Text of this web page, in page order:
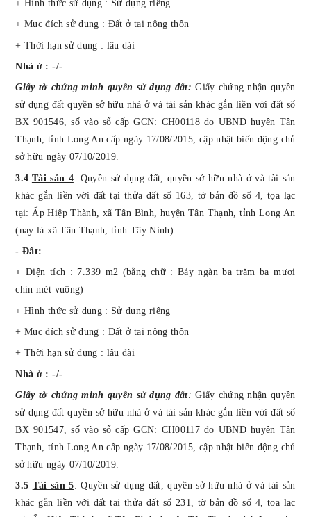
+ Hình thức sử dụng : Sử dụng riêng
+ Mục đích sử dụng : Đất ở tại nông thôn
+ Thời hạn sử dụng : lâu dài
Nhà ở : -/-
Giấy tờ chứng minh quyền sử dụng đất:Giấy chứng nhận quyền
sử dụng đất quyền sở hữu nhà ở và tài sản khác gắn liền với đất số
BX 901546, số vào sổ cấp GCN: CH00118 do UBND huyện Tân
Thạnh, tỉnh Long An cấp ngày 17/08/2015, cập nhật biến động chủ
sở hữu ngày 07/10/2019.
3.4 Tài sản 4: Quyền sử dụngđất , quyền sở hữu nhà ở và tài sản
khác gắn liền với đất tại thửa đất số 163, tờ bản đồ số 4, tọa lạc
tại: Ấp Hiệp Thành, xã Tân Bình, huyện Tân Thạnh, tỉnh Long An
(nay là xã Tân Thạnh, tỉnh Tây Ninh).
- Đất:
+Diện tích : 7.339 m2 (bằng chữ : Bảy ngàn ba trăm ba mươi
chín mét vuông)
+ Hình thức sử dụng : Sử dụng riêng
+ Mục đích sử dụng : Đất ở tại nông thôn
+ Thời hạn sử dụng : lâu dài
Nhà ở : -/-
Giấy tờ chứng minh quyền sử dụng đất:Giấy chứng nhận quyền
sử dụng đất quyền sở hữu nhà ở và tài sản khác gắn liền với đất số
BX 901547, số vào sổ cấp GCN: CH00117 do UBND huyện Tân
Thạnh, tỉnh Long An cấp ngày 17/08/2015, cập nhật biến động chủ
sở hữu ngày 07/10/2019
3.5 Tài sản 5:Quyền sử dụng đất, quyền sở hữu nhà ở và tài sản
khác gắn liền với đất tại thửa đất số 231, tờ bản đồ số 4, tọa lạc